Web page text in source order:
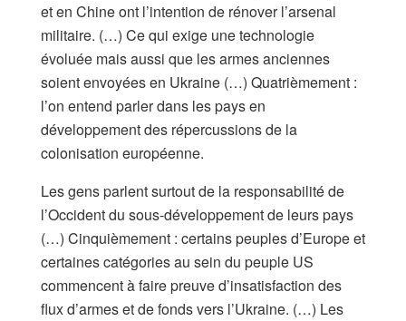
et en Chine ont l’intention de rénover l’arsenal
militaire. (…) Ce qui exige une technologie
évoluée mais aussi que les armes anciennes
soient envoyées en Ukraine (…) Quatrièmement :
l’on entend parler dans les pays en
développement des répercussions de la
colonisation européenne.
Les gens parlent surtout de la responsabilité de
l’Occident du sous-développement de leurs pays
(…) Cinquièmement : certains peuples d’Europe et
certaines catégories au sein du peuple US
commencent à faire preuve d’insatisfaction des
flux d’armes et de fonds vers l’Ukraine. (…) Les